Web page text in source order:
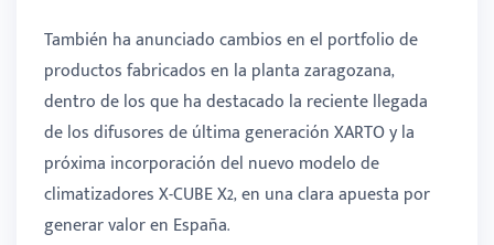
También ha anunciado cambios en el portfolio de
productos fabricados en la planta zaragozana,
dentro de los que ha destacado la reciente llegada
de los difusores de última generación XARTO y la
próxima incorporación del nuevo modelo de
climatizadores X-CUBE X2, en una clara apuesta por
generar valor en España.